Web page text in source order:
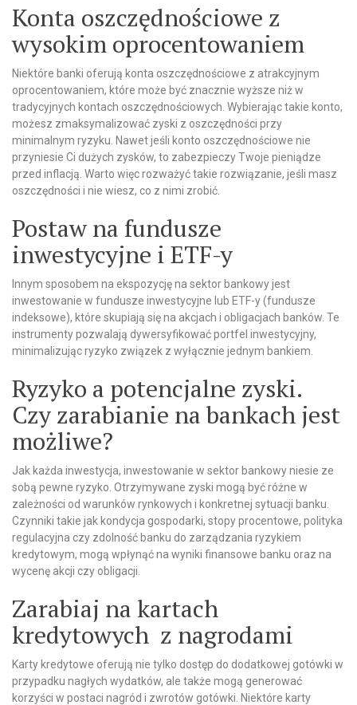
Konta oszczędnościowe z
wysokim oprocentowaniem
Niektóre banki oferują konta oszczędnościowe z atrakcyjnym
oprocentowaniem, które może być znacznie wyższe niż w
tradycyjnych kontach oszczędnościowych. Wybierając takie konto,
możesz zmaksymalizować zyski z oszczędności przy
minimalnym ryzyku. Nawet jeśli konto oszczędnościowe nie
przyniesie Ci dużych zysków, to zabezpieczy Twoje pieniądze
przed inflacją. Warto więc rozważyć takie rozwiązanie, jeśli masz
oszczędności i nie wiesz, co z nimi zrobić.
Postaw na fundusze
inwestycyjne i ETF-y
Innym sposobem na ekspozycję na sektor bankowy jest
inwestowanie w fundusze inwestycyjne lub ETF-y (fundusze
indeksowe), które skupiają się na akcjach i obligacjach banków. Te
instrumenty pozwalają dywersyfikować portfel inwestycyjny,
minimalizując ryzyko związek z wyłącznie jednym bankiem.
Ryzyko a potencjalne zyski.
Czy zarabianie na bankach jest
możliwe?
Jak każda inwestycja, inwestowanie w sektor bankowy niesie ze
sobą pewne ryzyko. Otrzymywane zyski mogą być różne w
zależności od warunków rynkowych i konkretnej sytuacji banku.
Czynniki takie jak kondycja gospodarki, stopy procentowe, polityka
regulacyjna czy zdolność banku do zarządzania ryzykiem
kredytowym, mogą wpłynąć na wyniki finansowe banku oraz na
wycenę akcji czy obligacji.
Zarabiaj na kartach
kredytowych z nagrodami
Karty kredytowe oferują nie tylko dostęp do dodatkowej gotówki w
przypadku nagłych wydatków, ale także mogą generować
korzyści w postaci nagród i zwrotów gotówki. Niektóre karty